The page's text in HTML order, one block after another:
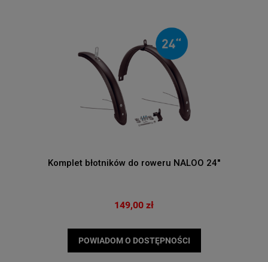
Komplet błotników do roweru NALOO 24''
149,00 zł
POWIADOM O DOSTĘPNOŚCI